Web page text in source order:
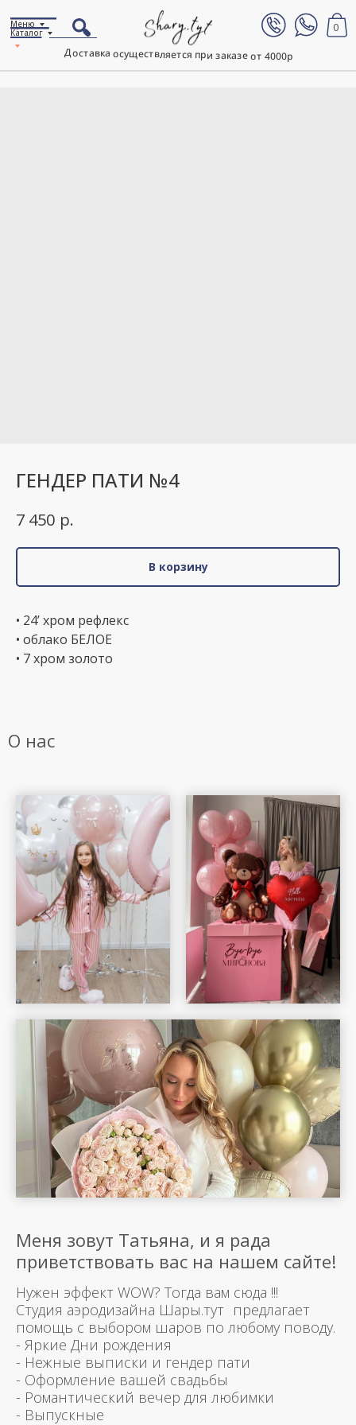
Доставка осуществляется при заказе от 4000р
0
Каталог
Меню
ГЕНДЕР ПАТИ №4
7 450 р.
В корзину
• 24’ хром рефлекс
• облако БЕЛОЕ
• 7 хром золото
О нас
Меня зовут Татьяна, и я рада
приветствовать вас на нашем сайте!
Нужен эффект WOW? Тогда вам сюда !!!
Студия аэродизайна Шары.тут предлагает
помощь с выбором шаров по любому поводу.
- Яркие Дни рождения
- Нежные выписки и гендер пати
- Оформление вашей свадьбы
- Романтический вечер для любимки
- Выпускные